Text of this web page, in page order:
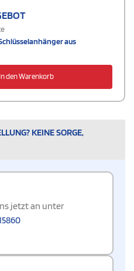
aus
In den Warenkorb
KEINE SORGE,
jetzt an unter